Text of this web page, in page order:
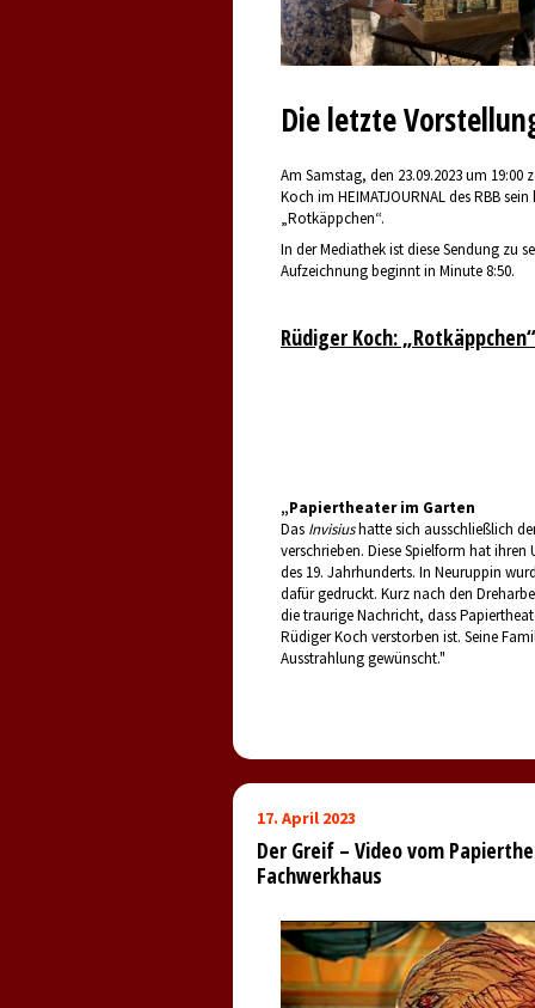
Die letzte
Am Samstag, den 23.09.2023 um 19:00
Koch im HEIMATJOURNAL des RBB
„Rotkäppchen“.
In der Mediathek ist diese Sendung zu
Aufzeichnung beginnt in Minute 8:50.
Rüdiger Koch: „Rotkäppchen“
„Papiertheater im Garten
Das Invisiushatte sich ausschließlich
verschrieben. Diese Spielform hat ihren
des 19. Jahrhunderts. In Neuruppin
dafür gedruckt. Kurz nach den
die traurige Nachricht, dass
Rüdiger Koch verstorben ist. Seine
Ausstrahlung gewünscht."
17. April 2023
Der Greif – Video vom
Fachwerkhaus